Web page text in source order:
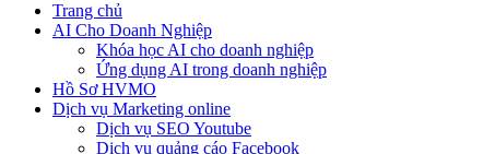
Trang chủ
AI Cho Doanh Nghiệp
Khóa học AI cho doanh nghiệp
Ứng dụng AI trong doanh nghiệp
Hồ Sơ HVMO
Dịch vụ Marketing online
Dịch vụ SEO Youtube
Dịch vụ quảng cáo Facebook